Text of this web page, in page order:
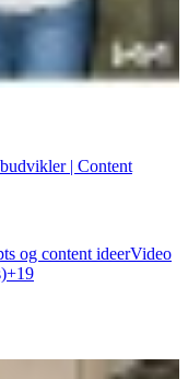
| Content
og content ideerVideo
+19